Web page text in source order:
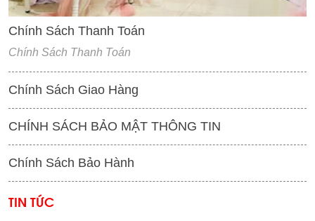
Chính Sách Thanh Toán
Chính Sách Thanh Toán
Chính Sách Giao Hàng
CHÍNH SÁCH BẢO MẬT THÔNG TIN
Chính Sách Bảo Hành
TIN TỨC